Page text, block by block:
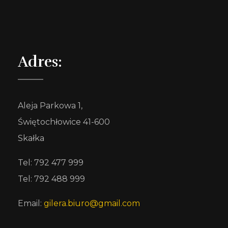
Adres:
Aleja Parkowa 1,
Świętochłowice 41-600
Skałka
Tel: 792 477 999
Tel: 792 488 999
Email: gilera.biuro@gmail.com